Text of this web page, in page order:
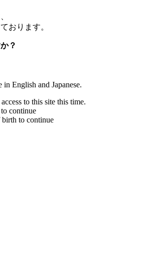
おります。
？
English and Japanese.
to this site this time.
to continue
birth to continue